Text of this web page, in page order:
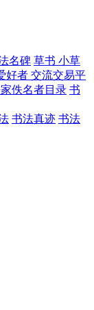
名碑 草书 小草
好者 交流交易平
佚名者目录 书
书法真迹 书法